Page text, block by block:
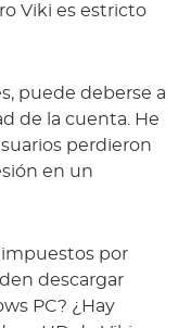
Viki es estricto
puede deberse a
de la cuenta. He
perdieron
en un
por
descargar
PC? ¿Hay